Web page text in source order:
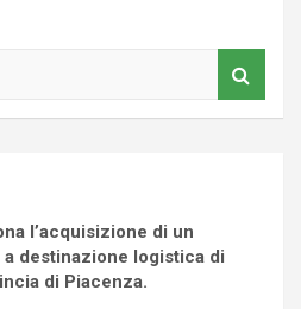
l’acquisizione di un
destinazione logistica di
di Piacenza.